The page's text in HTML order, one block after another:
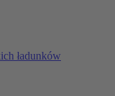
ładunków